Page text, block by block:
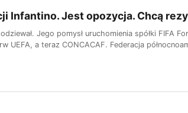
Infantino. Jest opozycja. Chcą
Jego pomysł uruchomienia spółki FIFA
UEFA, a teraz CONCACAF. Federacja